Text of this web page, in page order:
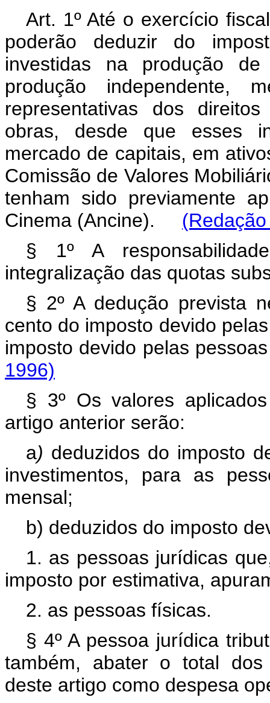
Art. 1º Até o exercício
poderão deduzir do
investidas na produção
produção independente,
representativas dos
obras, desde que esses
mercado de capitais, em
Comissão de Valores
tenham sido previamente
Cinema (Ancine).
§ 1º A
integralização das quotas
§ 2º A dedução prevista
cento do imposto devido
imposto devido pelas
1996)
§ 3º Os valores
artigo anterior serão:
a) deduzidos do imposto
investimentos, para as
mensal;
b) deduzidos do imposto
1. as pessoas jurídicas
imposto por estimativa,
2. as pessoas físicas.
§ 4º A pessoa jurídica
também, abater o total dos
deste artigo como despesa